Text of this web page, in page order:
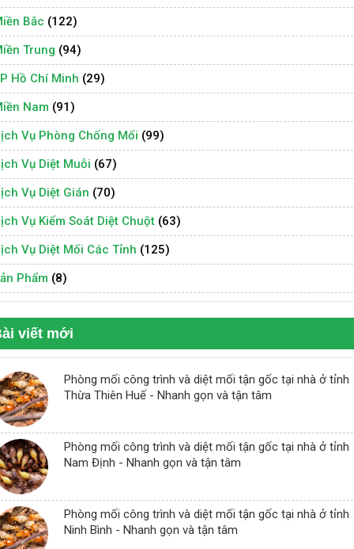
Bắc (122)
Trung (94)
Hồ Chí Minh (29)
Nam (91)
Vụ Phòng Chống Mối (99)
Vụ Diệt Muỗi (67)
Vụ Diệt Gián (70)
Vụ Kiểm Soát Diệt Chuột (63)
Vụ Diệt Mối Các Tỉnh (125)
Phẩm (8)
viết mới
Phòng mối công trình và diệt mối tận gốc tại nhà ở tỉnh
Thừa Thiên Huế - Nhanh gọn và tận tâm
Phòng mối công trình và diệt mối tận gốc tại nhà ở tỉnh
Nam Định - Nhanh gọn và tận tâm
Phòng mối công trình và diệt mối tận gốc tại nhà ở tỉnh
Ninh Bình - Nhanh gọn và tận tâm